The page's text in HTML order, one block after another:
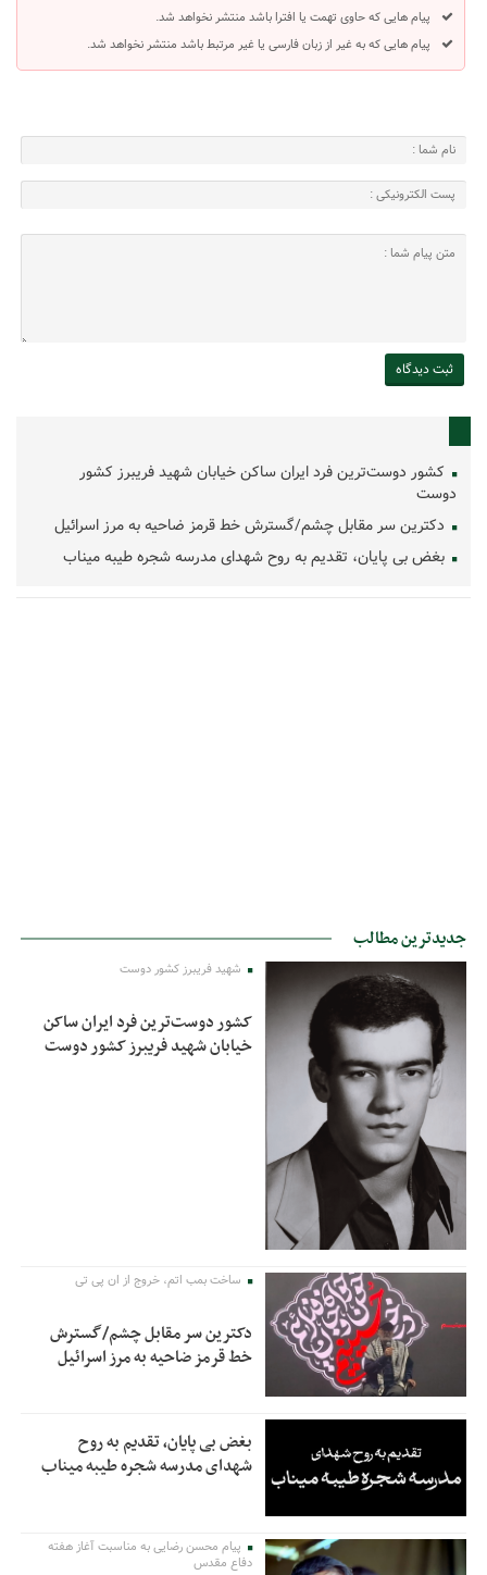
پیام هایی که حاوی تهمت یا افترا باشد منتشر نخواهد شد.
پیام هایی که به غیر از زبان فارسی یا غیر مرتبط باشد منتشر نخواهد شد.
کشور دوست‌ترین فرد ایران ساکن خیابان شهید فریبرز کشور
دوست
دکترین سر مقابل چشم/گسترش خط قرمز ضاحیه به مرز اسرائیل
بغض بی پایان، تقدیم به روح شهدای مدرسه شجره طیبه میناب
جدیدترین مطالب
شهید فریبرز کشور دوست
کشور دوست‌ترین فرد ایران ساکن
خیابان شهید فریبرز کشور دوست
ساخت بمب اتم، خروج از ان پی تی
دکترین سر مقابل چشم/گسترش
خط قرمز ضاحیه به مرز اسرائیل
بغض بی پایان، تقدیم به روح
شهدای مدرسه شجره طیبه میناب
پیام محسن رضایی به مناسبت آغاز هفته
دفاع مقدس